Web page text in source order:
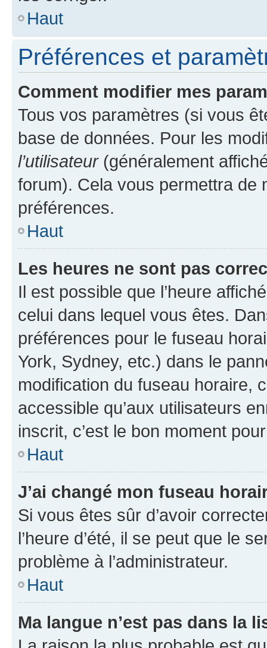
Haut
Préférences et
Comment modifier mes
Tous vos paramètres (si vous
base de données. Pour les
l’utilisateur(généralement
forum). Cela vous permettra de
préférences.
Haut
Les heures ne sont pas
Il est possible que l’heure
celui dans lequel vous êtes.
préférences pour le fuseau
York, Sydney, etc.) dans le
modification du fuseau horaire,
accessible qu’aux utilisateurs
inscrit, c’est le bon moment
Haut
J’ai changé mon fuseau
Si vous êtes sûr d’avoir
l’heure d’été, il se peut que le
problème à l’administrateur.
Haut
Ma langue n’est pas dans la